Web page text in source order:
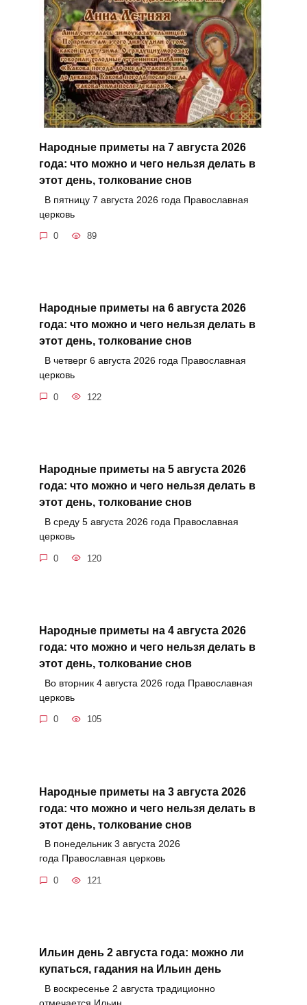
Народные приметы на 7 августа 2026
года: что можно и чего нельзя делать в
этот день, толкование снов
В пятницу 7 августа 2026 года Православная
церковь
0 89
Народные приметы на 6 августа 2026
года: что можно и чего нельзя делать в
этот день, толкование снов
В четверг 6 августа 2026 года Православная
церковь
0 122
Народные приметы на 5 августа 2026
года: что можно и чего нельзя делать в
этот день, толкование снов
В среду 5 августа 2026 года Православная
церковь
0 120
Народные приметы на 4 августа 2026
года: что можно и чего нельзя делать в
этот день, толкование снов
Во вторник 4 августа 2026 года Православная
церковь
0 105
Народные приметы на 3 августа 2026
года: что можно и чего нельзя делать в
этот день, толкование снов
В понедельник 3 августа 2026
года Православная церковь
0 121
Ильин день 2 августа года: можно ли
купаться, гадания на Ильин день
В воскресенье 2 августа традиционно